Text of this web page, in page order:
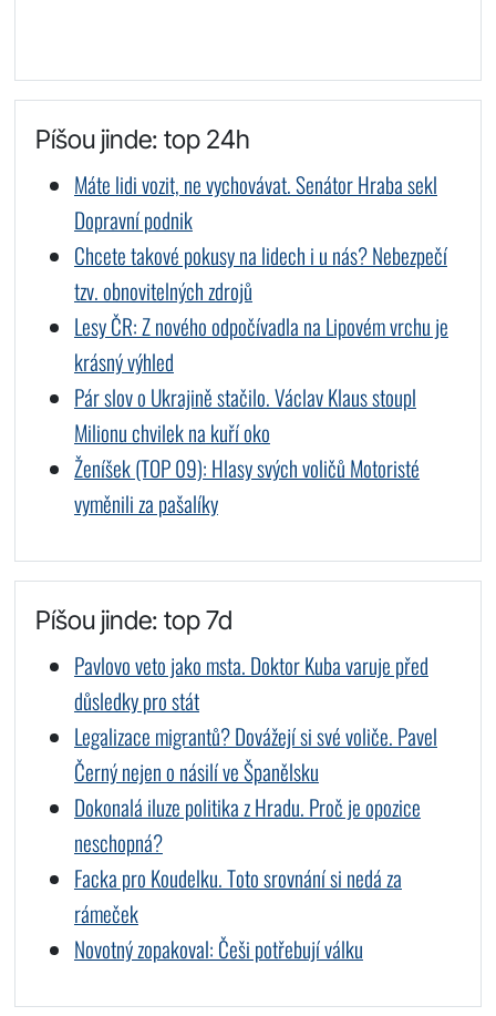
Píšou jinde: top 24h
Máte lidi vozit, ne vychovávat. Senátor Hraba sekl
Dopravní podnik
Chcete takové pokusy na lidech i u nás? Nebezpečí
tzv. obnovitelných zdrojů
Lesy ČR: Z nového odpočívadla na Lipovém vrchu je
krásný výhled
Pár slov o Ukrajině stačilo. Václav Klaus stoupl
Milionu chvilek na kuří oko
Ženíšek (TOP 09): Hlasy svých voličů Motoristé
vyměnili za pašalíky
Píšou jinde: top 7d
Pavlovo veto jako msta. Doktor Kuba varuje před
důsledky pro stát
Legalizace migrantů? Dovážejí si své voliče. Pavel
Černý nejen o násilí ve Španělsku
Dokonalá iluze politika z Hradu. Proč je opozice
neschopná?
Facka pro Koudelku. Toto srovnání si nedá za
rámeček
Novotný zopakoval: Češi potřebují válku